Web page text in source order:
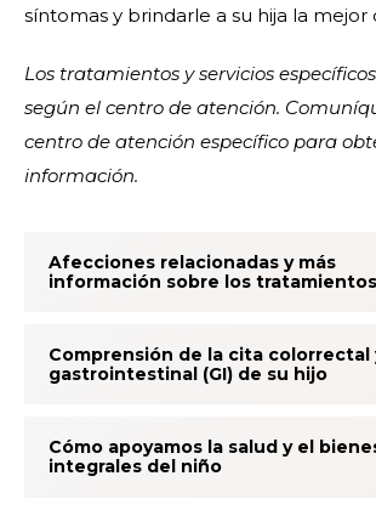
síntomas y brindarle a su hija la mejor
Los tratamientos y servicios
según el centro de atención.
centro de atención específico para
información.
Afecciones relacionadas y más
información sobre los tratamientos
Comprensión de la cita colorrectal
gastrointestinal (GI) de su hijo
Cómo apoyamos la salud y el
integrales del niño